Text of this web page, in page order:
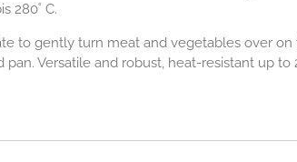
280˚ C.
to gently turn meat and vegetables over on
Versatile and robust, heat-resistant up to